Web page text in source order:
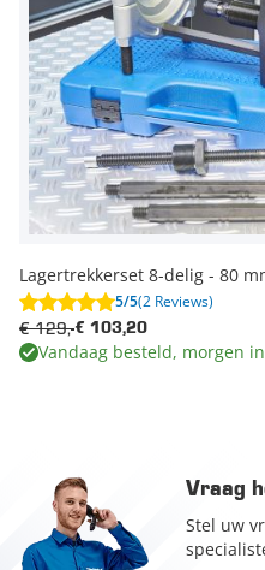
Lagertrekkerset 8-delig - 80
5/5(2 Reviews)
€ 103,20
€ 129,-
Vandaag besteld, morgen
Vraag
Stel uw